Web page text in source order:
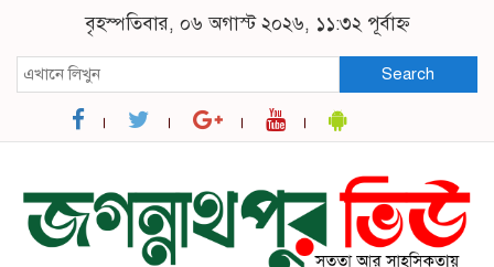
বৃহস্পতিবার, ০৬ অগাস্ট ২০২৬, ১১:৩২ পূর্বাহ্ন
Search